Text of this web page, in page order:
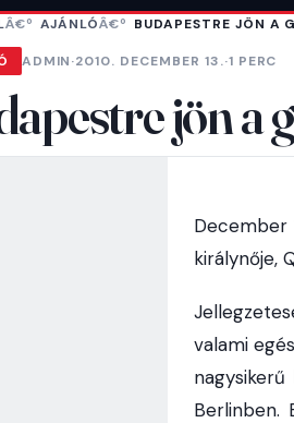
AJÁNLÓ BUDAPESTRE JÖN A
ADMIN·2010. DECEMBER 13.·1 PERC
jön a
December
királynője,
valami
Berlinben.